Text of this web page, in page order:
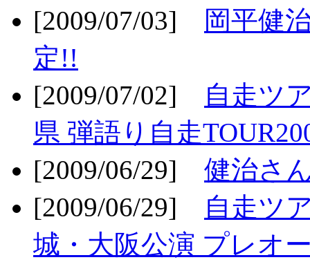
[2009/07/03]
岡平健
定!!
[2009/07/02]
自走ツ
県 弾語り自走
[2009/06/29] 健治さ
[2009/06/29]
自走ツ
城・大阪公演 プレオ